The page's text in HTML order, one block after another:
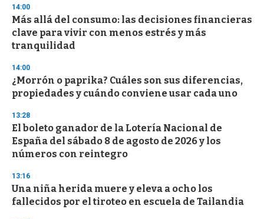
d
s
14:00
Más allá del consumo: las decisiones financieras
clave para vivir con menos estrés y más
tranquilidad
14:00
¿Morrón o paprika? Cuáles son sus diferencias,
propiedades y cuándo conviene usar cada uno
13:28
El boleto ganador de la Lotería Nacional de
España del sábado 8 de agosto de 2026 y los
números con reintegro
13:16
Una niña herida muere y eleva a ocho los
fallecidos por el tiroteo en escuela de Tailandia